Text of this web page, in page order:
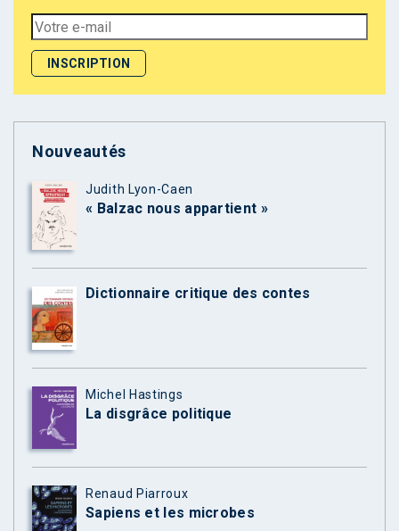
Nouveautés
Judith Lyon-Caen
« Balzac nous appartient »
Dictionnaire critique des contes
Michel Hastings
La disgrâce politique
Renaud Piarroux
Sapiens et les microbes